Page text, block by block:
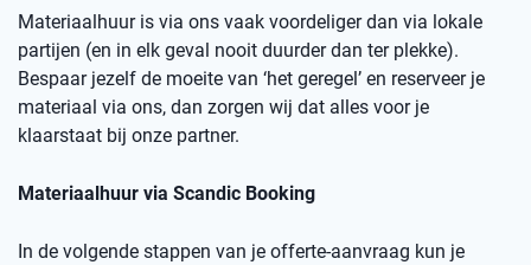
Materiaalhuur is via ons vaak voordeliger dan via lokale
partijen (en in elk geval nooit duurder dan ter plekke).
Bespaar jezelf de moeite van ‘het geregel’ en reserveer je
materiaal via ons, dan zorgen wij dat alles voor je
klaarstaat bij onze partner.
Materiaalhuur via Scandic Booking
In de volgende stappen van je offerte-aanvraag kun je